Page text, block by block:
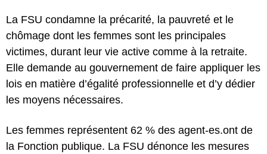
La FSU condamne la précarité, la pauvreté et le
chômage dont les femmes sont les principales
victimes, durant leur vie active comme à la retraite.
Elle demande au gouvernement de faire appliquer les
lois en matière d’égalité professionnelle et d’y dédier
les moyens nécessaires.
Les femmes représentent 62 % des agent-es.ont de
la Fonction publique. La FSU dénonce les mesures